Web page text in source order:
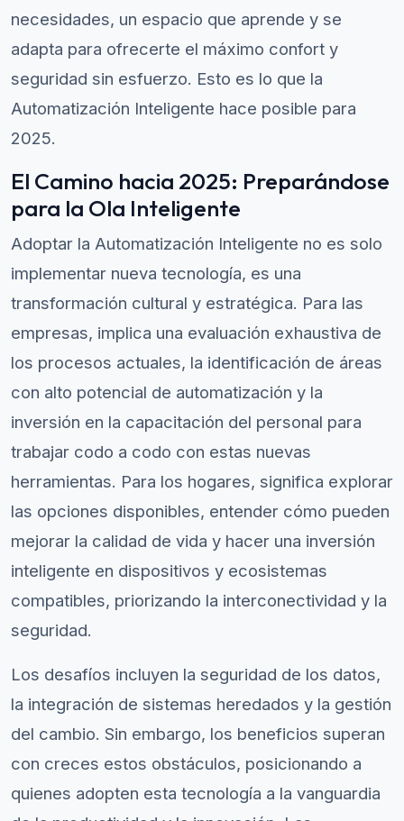
necesidades, un espacio que aprende y se
adapta para ofrecerte el máximo confort y
seguridad sin esfuerzo. Esto es lo que la
Automatización Inteligente hace posible para
2025.
El Camino hacia 2025: Preparándose
para la Ola Inteligente
Adoptar la Automatización Inteligente no es solo
implementar nueva tecnología, es una
transformación cultural y estratégica. Para las
empresas, implica una evaluación exhaustiva de
los procesos actuales, la identificación de áreas
con alto potencial de automatización y la
inversión en la capacitación del personal para
trabajar codo a codo con estas nuevas
herramientas. Para los hogares, significa explorar
las opciones disponibles, entender cómo pueden
mejorar la calidad de vida y hacer una inversión
inteligente en dispositivos y ecosistemas
compatibles, priorizando la interconectividad y la
seguridad.
Los desafíos incluyen la seguridad de los datos,
la integración de sistemas heredados y la gestión
del cambio. Sin embargo, los beneficios superan
con creces estos obstáculos, posicionando a
quienes adopten esta tecnología a la vanguardia